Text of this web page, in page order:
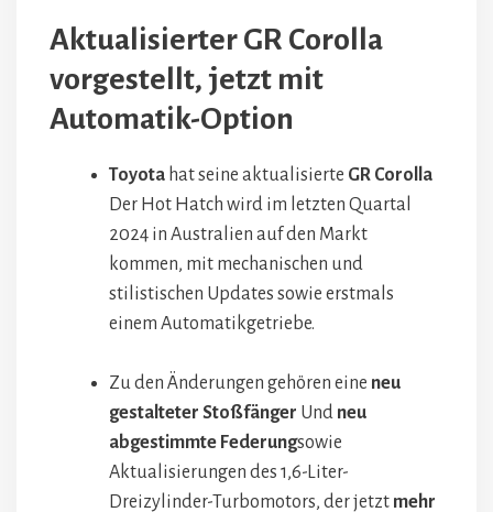
Aktualisierter GR Corolla
vorgestellt, jetzt mit
Automatik-Option
Toyota hat seine aktualisierte GR Corolla
Der Hot Hatch wird im letzten Quartal
2024 in Australien auf den Markt
kommen, mit mechanischen und
stilistischen Updates sowie erstmals
einem Automatikgetriebe.
Zu den Änderungen gehören eine neu
gestalteter Stoßfänger Und neu
abgestimmte Federungsowie
Aktualisierungen des 1,6-Liter-
Dreizylinder-Turbomotors, der jetzt mehr